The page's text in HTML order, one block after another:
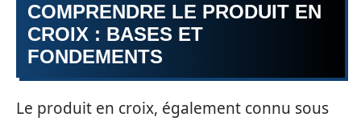
COMPRENDRE LE PRODUIT EN
CROIX : BASES ET
FONDEMENTS
Le produit en croix, également connu sous